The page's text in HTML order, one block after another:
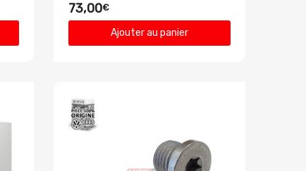
73,00€
Ajouter au panier